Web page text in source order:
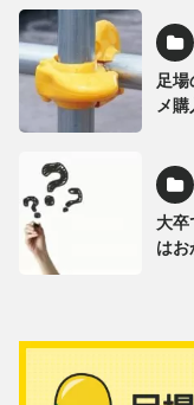
足
メ
大卒
はお